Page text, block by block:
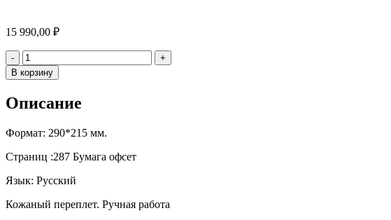
15 990,00 ₽
- Количество
+
В корзину
Описание
Формат: 290*215 мм.
Страниц :287 Бумага офсет
Язык: Русский
Кожаный переплет. Ручная работа